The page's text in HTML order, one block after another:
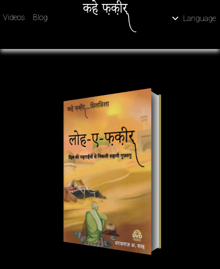
Videos Blog Language